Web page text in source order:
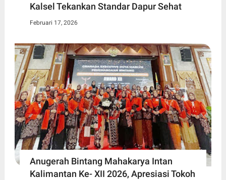
Kalsel Tekankan Standar Dapur Sehat
Februari 17, 2026
Anugerah Bintang Mahakarya Intan
Kalimantan Ke- XII 2026, Apresiasi Tokoh